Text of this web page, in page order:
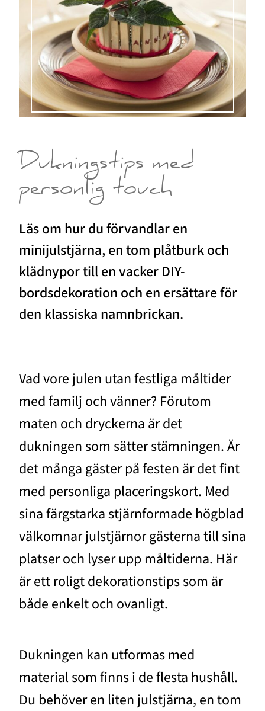
Dukningstips med
personlig touch
Läs om hur du förvandlar en
minijulstjärna, en tom plåtburk och
klädnypor till en vacker DIY-
bordsdekoration och en ersättare för
den klassiska namnbrickan.
Vad vore julen utan festliga måltider
med familj och vänner? Förutom
maten och dryckerna är det
dukningen som sätter stämningen. Är
det många gäster på festen är det fint
med personliga placeringskort. Med
sina färgstarka stjärnformade högblad
välkomnar julstjärnor gästerna till sina
platser och lyser upp måltiderna. Här
är ett roligt dekorationstips som är
både enkelt och ovanligt.
Dukningen kan utformas med
material som finns i de flesta hushåll.
Du behöver en liten julstjärna, en tom